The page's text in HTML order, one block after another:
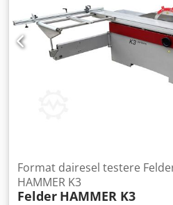
mm Tahrik (kW/HP): 4,0/5,5
(dev/dak): 4000/5000/6500
Format dairesel testere
HAMMER K3
Felder HAMMER K3